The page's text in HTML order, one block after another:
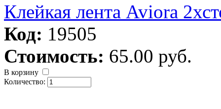
Клейкая лента Aviora
Код: 19505
Стоимость: 65.00 руб.
В корзину
Количество: